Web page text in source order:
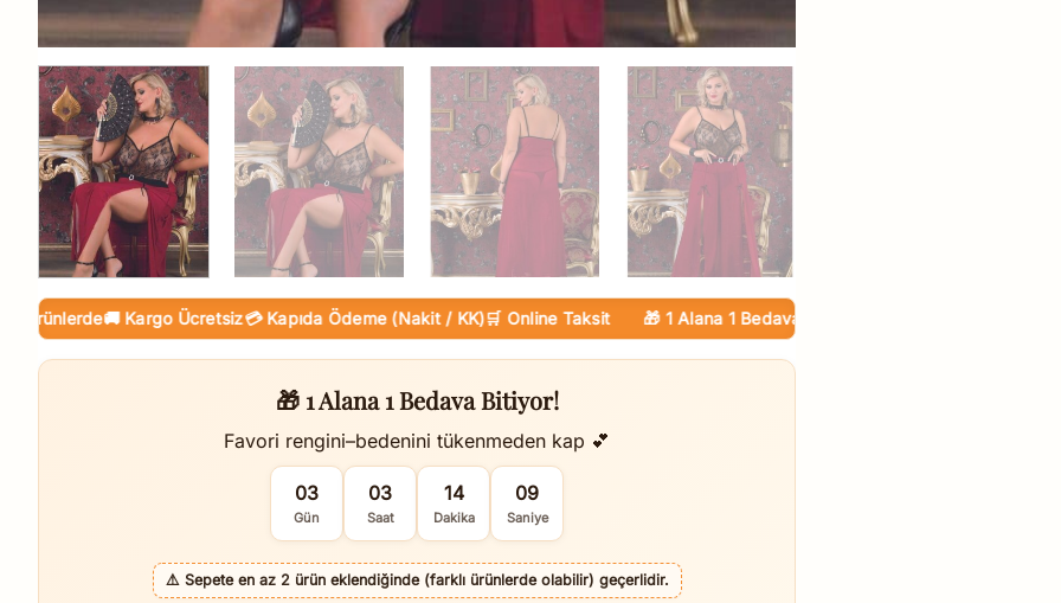
🚚 Kargo Ücretsiz💳 Kapıda Ödeme (Nakit / KK)🛒 Online Taksit 🎁 1 Alana 1 Bedava — Tüm Ürünlerde
🎁 1 Alana 1 Bedava Bitiyor!
Favori rengini–bedenini tükenmeden kap 💕
03
Gün
03
Saat
14
Dakika
07
Saniye
⚠️ Sepete en az 2 ürün eklendiğinde (farklı ürünlerde olabilir) geçerlidir.